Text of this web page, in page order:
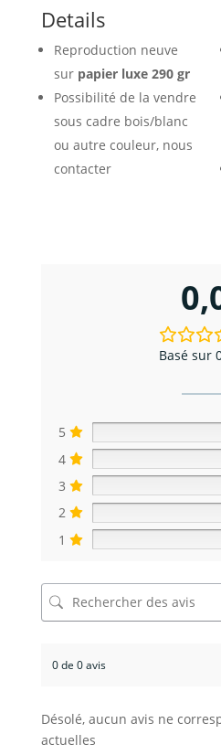
la
Tolède
du
Cotentin
Details
Reproduction neuve
sur papier luxe 290 gr
Possibilité de la vendre
sous cadre bois/blanc
ou autre couleur, nous
contacter
Basé sur
5
4
3
2
1
0 de 0 avis
Désolé, aucun avis ne
actuelles